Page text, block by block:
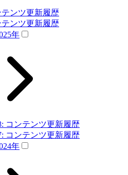
テンツ更新履歴
テンツ更新履歴
年
コンテンツ更新履歴
コンテンツ更新履歴
年